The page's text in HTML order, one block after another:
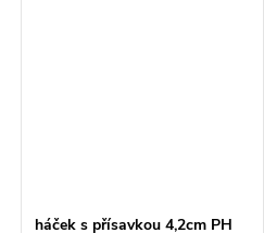
háček s přísavkou 4,2cm PH